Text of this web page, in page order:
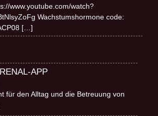
www.youtube.com/watch?
Wachstumshormone code:
[…]
APP
für den Alltag und die Betreuung von